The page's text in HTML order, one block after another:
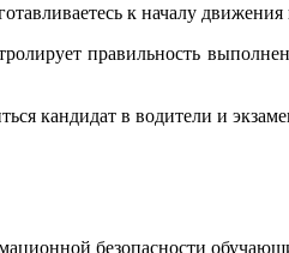
к началу движения
правильность
кандидат в водители и
безопасности